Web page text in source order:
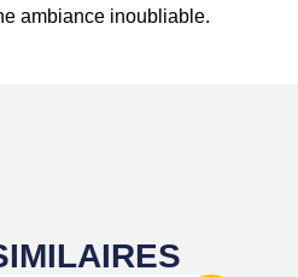
ambiance inoubliable.